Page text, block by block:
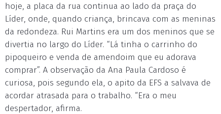
hoje, a placa da rua continua ao lado da praça do
Líder, onde, quando criança, brincava com as meninas
da redondeza. Rui Martins era um dos meninos que se
divertia no largo do Líder. “Lá tinha o carrinho do
pipoqueiro e venda de amendoim que eu adorava
comprar”. A observação da Ana Paula Cardoso é
curiosa, pois segundo ela, o apito da EFS a salvava de
acordar atrasada para o trabalho. “Era o meu
despertador, afirma.